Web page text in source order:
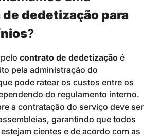
de dedetização para
?
contrato de dedetização é
pela administração do
pode ratear os custos entre os
do regulamento interno.
a contratação do serviço deve ser
garantindo que todos
cientes e de acordo com as